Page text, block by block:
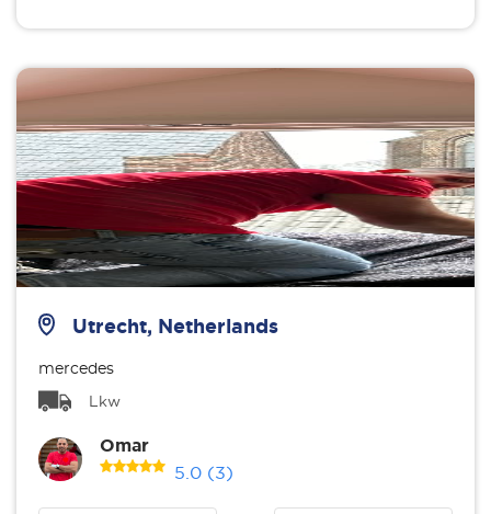
Utrecht, Netherlands
mercedes
Lkw
Omar
5.0 (3)